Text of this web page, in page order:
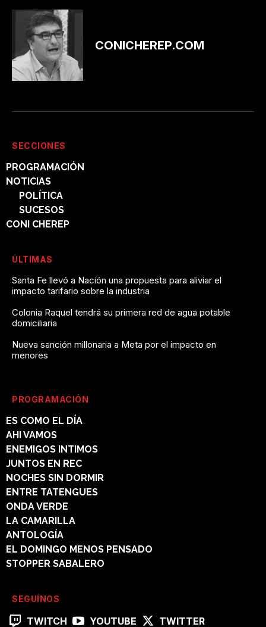
CONICHEREP.COM
SECCIONES
PROGRAMACIÓN
NOTICIAS
POLÍTICA
SUCESOS
CONI CHEREP
ÚLTIMAS
Santa Fe llevó a Nación una propuesta para aliviar el
impacto tarifario sobre la industria
Colonia Raquel tendrá su primera red de agua potable
domiciliaria
Nueva sanción millonaria a Meta por el impacto en
menores
PROGRAMACIÓN
ES COMO EL DÍA
AHI VAMOS
ENEMIGOS INTIMOS
JUNTOS EN REC
NOCHES SIN DORMIR
ENTRE TATENGUES
ONDA VERDE
LA CAMARILLA
ANTOLOGÍA
EL DOMINGO MENOS PENSADO
STOPPER SABALERO
SEGUÍNOS
TWITCH YOUTUBE TWITTER